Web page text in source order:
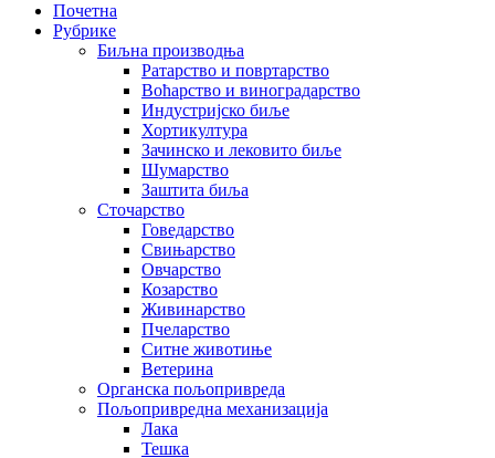
Почетна
Рубрике
Биљна производња
Ратарство и повртарство
Воћарство и виноградарство
Индустријско биље
Хортикултура
Зачинско и лековито биље
Шумарство
Заштита биља
Сточарство
Говедарство
Свињарство
Овчарство
Козарство
Живинарство
Пчеларство
Ситне животиње
Ветерина
Органска пољопривреда
Пољопривредна механизација
Лака
Тешка